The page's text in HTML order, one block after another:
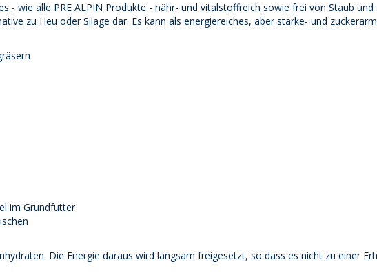
- wie alle PRE ALPIN Produkte - nähr- und vitalstoffreich sowie frei von Staub
zu Heu oder Silage dar. Es kann als energiereiches, aber stärke- und
im Grundfutter
Die Energie daraus wird langsam freigesetzt, so dass es nicht zu einer